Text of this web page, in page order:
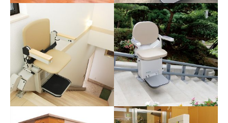
かるがる®プチⅤ
本体をレールから取り外し可
能。使いたいとき、使いたい
タスカルOSTII
スロースタート・スロースト
ップの なめらかで自然な動
き、優れた乗り心地を実現。